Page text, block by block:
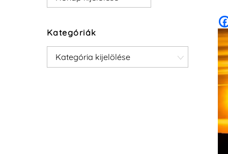
Kategóriák
Kategóriák